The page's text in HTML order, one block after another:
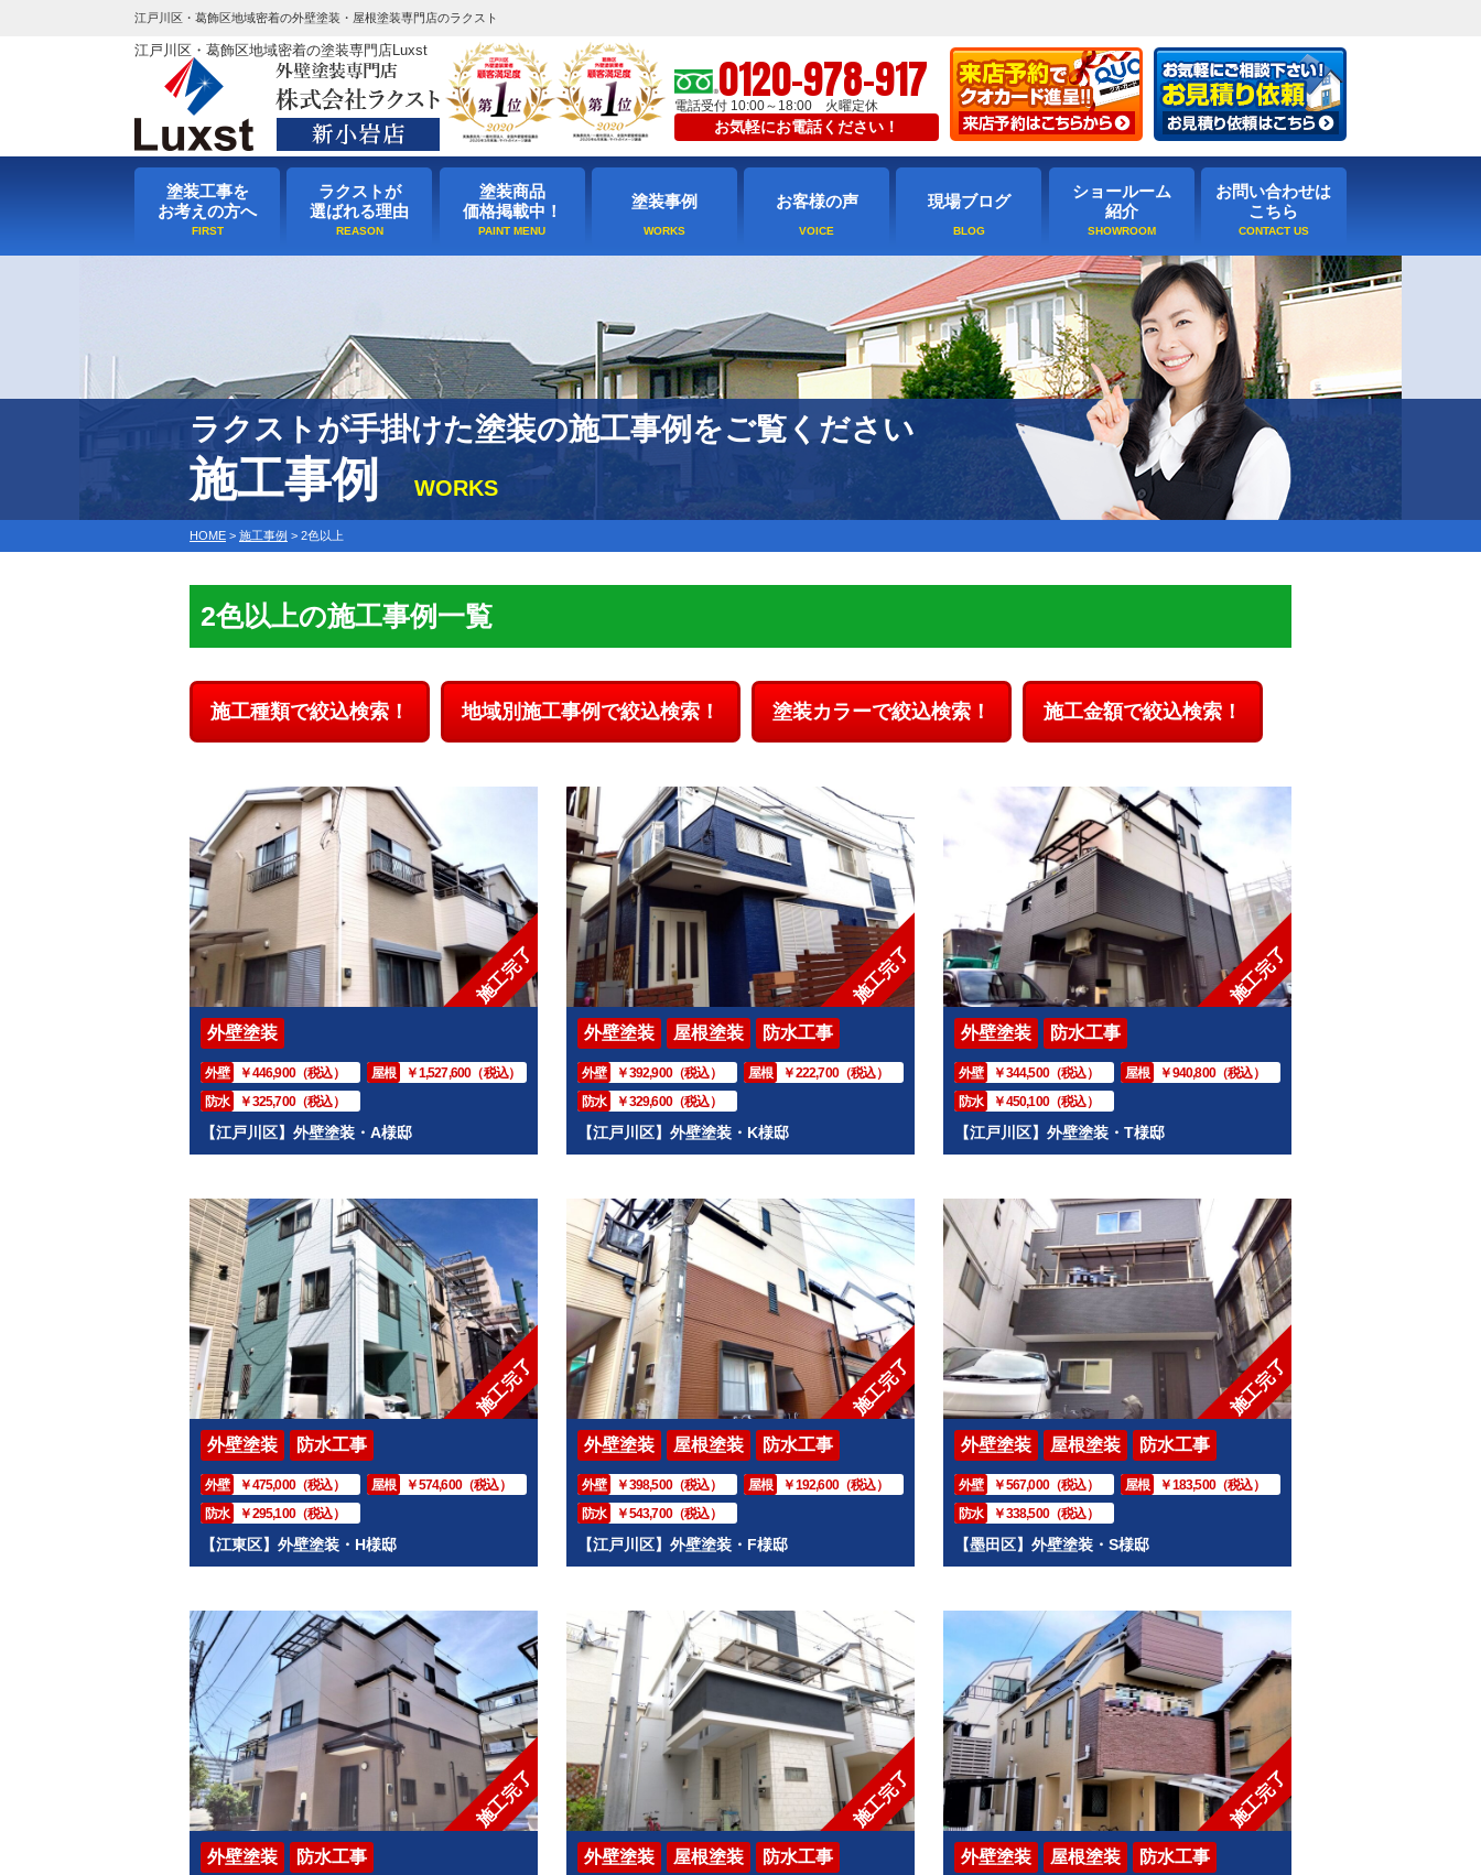
江戸川区・葛飾区地域密着の外壁塗装・屋根塗装専門店のラクスト
江戸川区・葛飾区地域密着の塗装専門店Luxst 0120-978-917
電話受付 10:00～18:00 火曜定休
お気軽にお電話ください！
塗装工事を
お考えの方へ
ラクストが
選ばれる理由
塗装商品
価格掲載中！
塗装事例 お客様の声 現場ブログ
ショールーム
紹介
お問い合わせは
こちら
ラクストが手掛けた塗装の施工事例をご覧ください
施工事例 WORKS
HOME > 施工事例 > 2色以上
2色以上の施工事例一覧
施工種類で絞込検索！ 地域別施工事例で絞込検索！ 塗装カラーで絞込検索！ 施工金額で絞込検索！
施工完了
外壁塗装
外壁 ￥446,900（税込） 屋根
￥1,527,600（税込）
防水
￥325,700（税込）
【江戸川区】外壁塗装・A様邸
施工完了
外壁塗装 屋根塗装 防水工事
外壁 ￥392,900（税込） 屋根
￥222,700（税込）
防水
￥329,600（税込）
【江戸川区】外壁塗装・K様邸
施工完了
外壁塗装 防水工事
外壁 ￥344,500（税込） 屋根
￥940,800（税込）
防水
￥450,100（税込）
【江戸川区】外壁塗装・T様邸
施工完了
外壁塗装 防水工事
外壁 ￥475,000（税込） 屋根
￥574,600（税込）
防水
￥295,100（税込）
【江東区】外壁塗装・H様邸
施工完了
外壁塗装 屋根塗装 防水工事
外壁 ￥398,500（税込） 屋根
￥192,600（税込）
防水
￥543,700（税込）
【江戸川区】外壁塗装・F様邸
施工完了
外壁塗装 屋根塗装 防水工事
外壁 ￥567,000（税込） 屋根
￥183,500（税込）
防水
￥338,500（税込）
【墨田区】外壁塗装・S様邸
施工完了
外壁塗装 防水工事
施工完了
外壁塗装 屋根塗装 防水工事
施工完了
外壁塗装 屋根塗装 防水工事